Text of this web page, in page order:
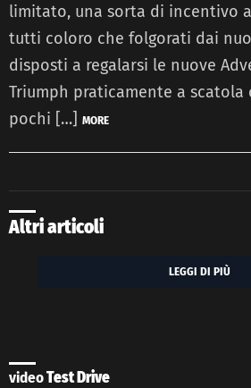
limitato, una sorta di incentivo
tutti coloro che folgorati dai
disposti a regalarsi le nuove
Triumph praticamente a scatola
pochi […] MORE
Altri articoli
LEGGI DI PIÙ
videoTest Drive